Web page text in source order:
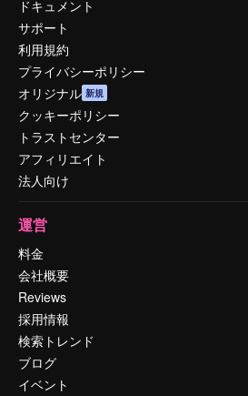
ドキュメント
サポート
利用規約
プライバシーポリシー
オリジナル 新規
クッキーポリシー
トラストセンター
アフィリエイト
法人向け
運営
料金
会社概要
Reviews
採用情報
検索トレンド
ブログ
イベント